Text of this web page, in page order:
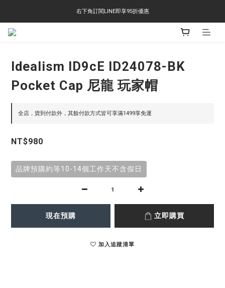
右下角訂閱LINE即享95折優惠
右下角訂閱LINE即享95折優惠
TS-2618 涼感短T 多版型選擇,涼感優惠 單件390 兩件750 三件1000 十件3000
Idealism ID9cE ID24078-BK
Pocket Cap 尼龍 玩家帽
全店，貨到付款外，其餘付款方式皆可享滿1499享免運
NT$980
品牌預購約等10-14個工作天不含假日
現在預購 立即購買
加入追蹤清單